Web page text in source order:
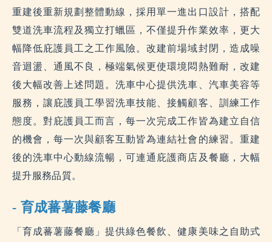
重建後重新規劃整體動線，採用單一進出口設計，搭配
雙道洗車流程及獨立打蠟區，不僅提升作業效率，更大
幅降低庇護員工之工作風險。改建前場域封閉，造成噪
音迴盪、通風不良，極端氣候更使環境悶熱難耐，改建
後大幅改善上述問題。洗車中心提供洗車、汽車美容等
服務，讓庇護員工學習洗車技能、接觸顧客、訓練工作
態度。對庇護員工而言，每一次完成工作皆為建立自信
的機會，每一次與顧客互動皆為連結社會的練習。重建
後的洗車中心動線流暢，可連通庇護商店及餐廳，大幅
提升服務品質。
- 育成蕃薯藤餐廳
「育成蕃薯藤餐廳」提供綠色餐飲、健康美味之自助式